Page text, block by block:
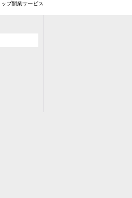
プ開業サービス